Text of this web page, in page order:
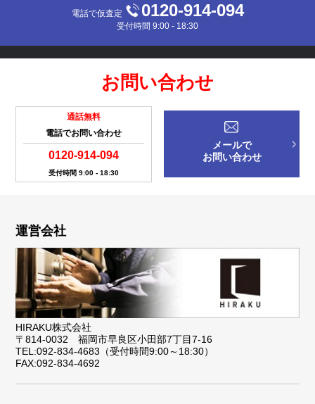
電話で仮査定 0120-914-094
受付時間 9:00 - 18:30
お問い合わせ
通話無料
電話でお問い合わせ
0120-914-094
受付時間 9:00 - 18:30
メールで
お問い合わせ
運営会社
HIRAKU株式会社
〒814-0032 福岡市早良区小田部7丁目7-16
TEL:092-834-4683（受付時間9:00～18:30）
FAX:092-834-4692